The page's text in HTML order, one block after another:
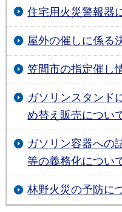
住宅用火災警報器
屋外の催しに係る
笠間市の指定催し
ガソリンスタンド
め替え販売につい
ガソリン容器への
等の義務化につい
林野火災の予防に